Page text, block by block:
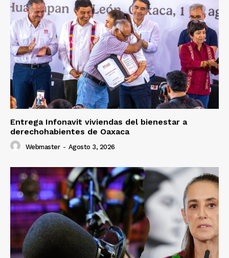
Entrega Infonavit viviendas del bienestar a
derechohabientes de Oaxaca
Webmaster - Agosto 3, 2026